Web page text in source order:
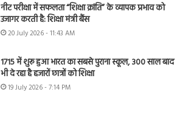
नीट परीक्षा में सफलता “शिक्षा क्रांति” के व्यापक प्रभाव को
उजागर करती है: शिक्षा मंत्री बैंस
20 July 2026 - 11:43 AM
1715 में शुरू हुआ भारत का सबसे पुराना स्कूल, 300 साल बाद
भी दे रहा है हजारों छात्रों को शिक्षा
19 July 2026 - 7:14 PM